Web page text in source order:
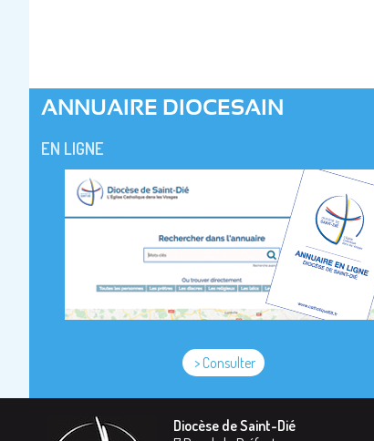
ANNUAIRE DIOCESAIN
EN LIGNE
> Consulter
Diocèse de Saint-Dié